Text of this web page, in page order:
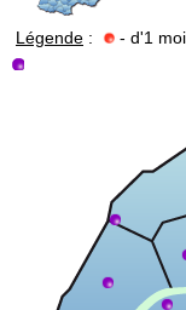
Légende : - d'1